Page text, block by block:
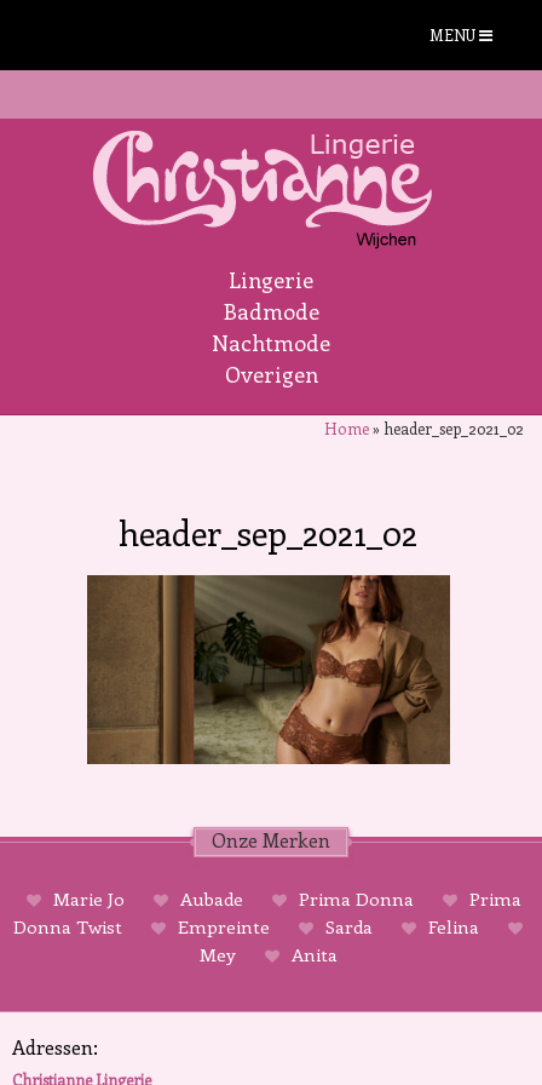
MENU
Lingerie
Badmode
Nachtmode
Overigen
Home» header_sep_2021_02
header_sep_2021_02
Onze Merken
Marie Jo Aubade Prima Donna
Prima
Donna Twist
Empreinte Sarda
Felina
Mey
Anita
Adressen:
Christianne Lingerie